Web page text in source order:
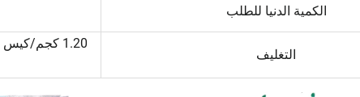
الكمية الدنيا للطلب
التغليف